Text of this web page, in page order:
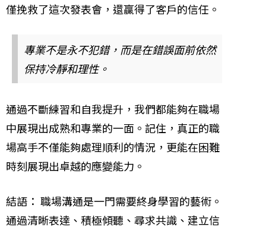
僅挽救了這次發表會，還贏得了客戶的信任。
專業不是永不犯錯，而是在錯誤面前依然
保持冷靜和理性。
通過不斷練習和自我提升，我們都能夠在職場
中展現出成熟和專業的一面。記住，真正的職
場高手不僅能夠處理順利的情況，更能在困難
時刻展現出卓越的應變能力。
結語： 職場溝通是一門需要終身學習的藝術。
通過清晰表達、積極傾聽、尋求共識、建立信